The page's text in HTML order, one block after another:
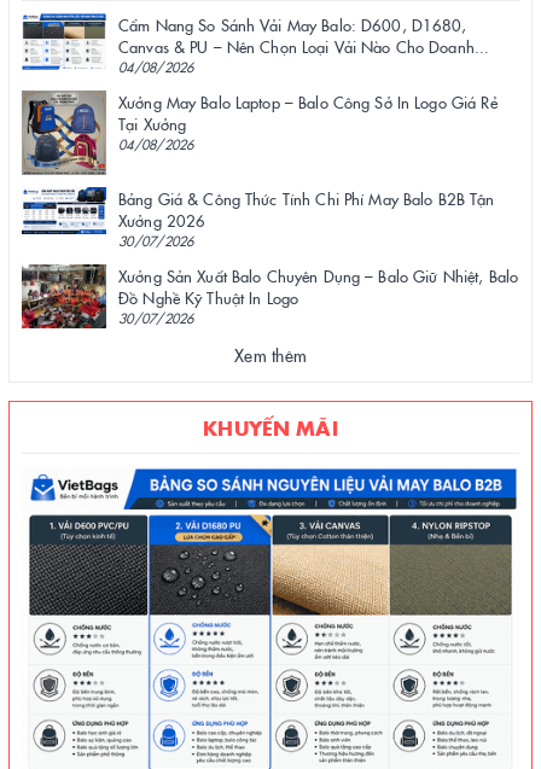
Cẩm Nang So Sánh Vải May Balo: D600, D1680,
Canvas & PU – Nên Chọn Loại Vải Nào Cho Doanh...
04/08/2026
Xưởng May Balo Laptop – Balo Công Sở In Logo Giá Rẻ
Tại Xưởng
04/08/2026
Bảng Giá & Công Thức Tính Chi Phí May Balo B2B Tận
Xưởng 2026
30/07/2026
Xưởng Sản Xuất Balo Chuyên Dụng – Balo Giữ Nhiệt, Balo
Đồ Nghề Kỹ Thuật In Logo
30/07/2026
Xem thêm
KHUYẾN MÃI